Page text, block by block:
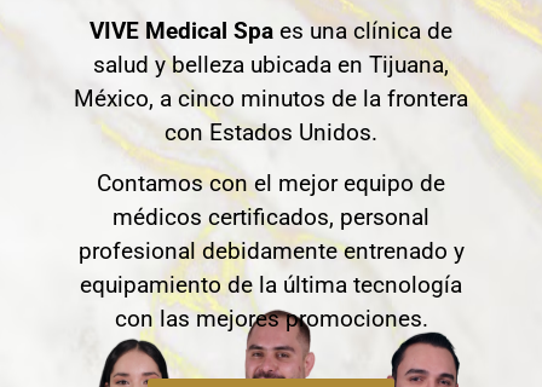
VIVE Medical Spa es una clínica de
salud y belleza ubicada en Tijuana,
México, a cinco minutos de la frontera
con Estados Unidos.
Contamos con el mejor equipo de
médicos certificados, personal
profesional debidamente entrenado y
equipamiento de la última tecnología
con las mejores promociones.